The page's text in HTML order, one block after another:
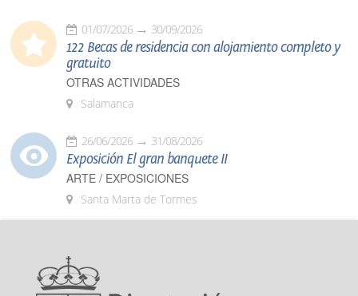
01/07/2026 30/09/2026
122 Becas de residencia con alojamiento completo y
gratuito
OTRAS ACTIVIDADES
Salamanca
26/06/2026 31/08/2026
Exposición El gran banquete II
ARTE / EXPOSICIONES
Santa Marta de Tormes